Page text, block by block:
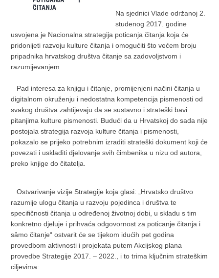
Na sjednici Vlade održanoj 2.
studenog 2017. godine
usvojena je Nacionalna strategija poticanja čitanja koja će
pridonijeti razvoju kulture čitanja i omogućiti što većem broju
pripadnika hrvatskog društva čitanje sa zadovoljstvom i
razumijevanjem.
Pad interesa za knjigu i čitanje, promijenjeni načini čitanja u
digitalnom okruženju i nedostatna kompetencija pismenosti od
svakog društva zahtijevaju da se sustavno i strateški bavi
pitanjima kulture pismenosti. Budući da u Hrvatskoj do sada nije
postojala strategija razvoja kulture čitanja i pismenosti,
pokazalo se prijeko potrebnim izraditi strateški dokument koji će
povezati i uskladiti djelovanje svih čimbenika u nizu od autora,
preko knjige do čitatelja.
Ostvarivanje vizije Strategije koja glasi: „Hrvatsko društvo
razumije ulogu čitanja u razvoju pojedinca i društva te
specifičnosti čitanja u određenoj životnoj dobi, u skladu s tim
konkretno djeluje i prihvaća odgovornost za poticanje čitanja i
sâmo čitanje“ ostvarit će se tijekom idućih pet godina
provedbom aktivnosti i projekata putem Akcijskog plana
provedbe Strategije 2017. – 2022., i to trima ključnim strateškim
ciljevima: